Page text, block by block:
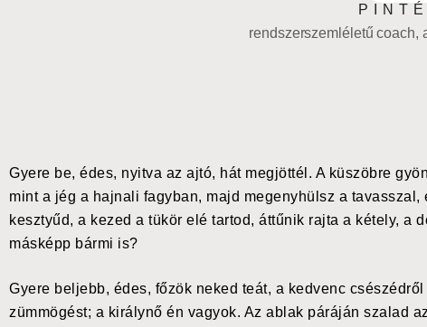
rendszerszemléletű coach,
Gyere be, édes, nyitva az ajtó, hát megjöttél. A küszöbre
mint a jég a hajnali fagyban, majd megenyhülsz a
kesztyűd, a kezed a tükör elé tartod, áttűnik rajta a kétely, a
másképp bármi is?
Gyere beljebb, édes, főzök neked teát, a kedvenc
zümmögést; a királynő én vagyok. Az ablak páráján szalad